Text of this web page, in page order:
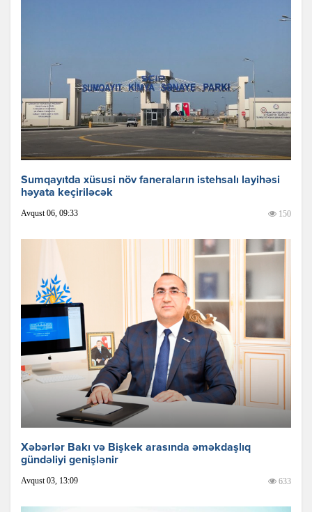
Sumqayıtda xüsusi növ faneraların istehsalı layihəsi
həyata keçiriləcək
Avqust 06, 09:33 150
Xəbərlər Bakı və Bişkek arasında əməkdaşlıq
gündəliyi genişlənir
Avqust 03, 13:09 633